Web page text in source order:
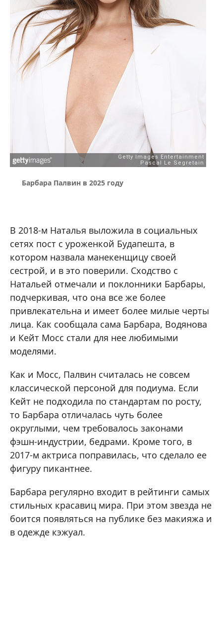
Барбара Палвин в 2025 году
В 2018-м Наталья выложила в социальных
сетях пост с уроженкой Будапешта, в
котором назвала манекенщицу своей
сестрой, и в это поверили. Сходство с
Натальей отмечали и поклонники Барбары,
подчеркивая, что она все же более
привлекательна и имеет более милые черты
лица. Как сообщала сама Барбара, Водянова
и Кейт Мосс стали для нее любимыми
моделями.
Как и Мосс, Палвин считалась не совсем
классической персоной для подиума. Если
Кейт не подходила по стандартам по росту,
то Барбара отличалась чуть более
округлыми, чем требовалось законами
фэшн-индустрии, бедрами. Кроме того, в
2017-м актриса поправилась, что сделало ее
фигуру пикантнее.
Барбара регулярно входит в рейтинги самых
стильных красавиц мира. При этом звезда не
боится появляться на публике без макияжа и
в одежде кэжуал.